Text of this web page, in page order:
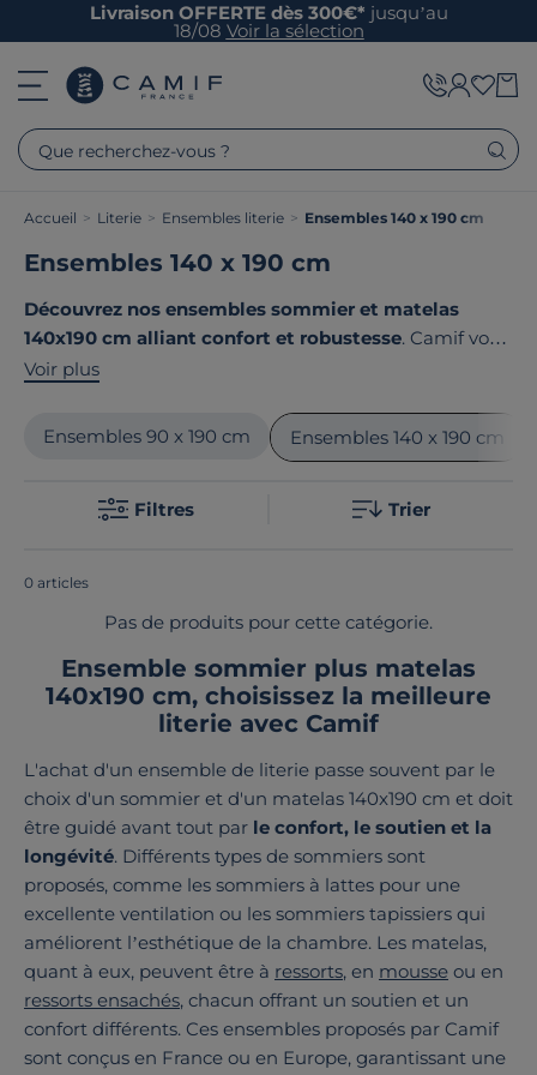
Livraison OFFERTE dès 300€* jusqu’au
18/08 Voir la sélection
Que recherchez-vous ?
Accueil > Literie > Ensembles literie > Ensembles 140 x 190 cm
Ensembles 140 x 190 cm
Découvrez nos ensembles sommier et matelas
140x190 cm alliant confort et robustesse. Camif vous
propose une large gamme de produits de qualité,
s'intégrer parfaitement dans votre chambre. Notre
offre se distingue par son design technique et sa
de nos produits ? Ils sont tous
fabriqués en France ou
Voir plus
Ensembles 90 x 190 cm Ensembles 140 x 190 cm
Filtres Trier
0 articles
Pas de produits pour cette catégorie.
Ensemble sommier plus matelas
140x190 cm, choisissez la meilleure
literie avec Camif
L'achat d'un ensemble de literie passe souvent par le
choix d'un sommier et d'un matelas 140x190 cm et doit
être guidé avant tout par le confort, le soutien et la
longévité. Différents types de sommiers sont
proposés, comme les sommiers à lattes pour une
excellente ventilation ou les sommiers tapissiers qui
améliorent l’esthétique de la chambre. Les matelas,
quant à eux, peuvent être à ressorts, en mousse ou en
ressorts ensachés, chacun offrant un soutien et un
confort différents. Ces ensembles proposés par Camif
sont conçus en France ou en Europe, garantissant une